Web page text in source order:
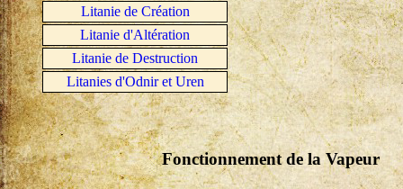
Litanie de Création
Litanie d'Altération
Litanie de Destruction
Litanies d'Odnir et Uren
Fonctionnement de la Vapeur